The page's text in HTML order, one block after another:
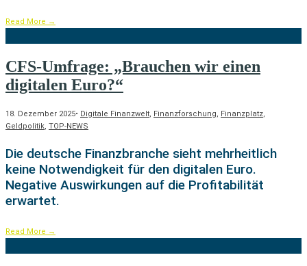
Read More →
CFS-Umfrage: „Brauchen wir einen
digitalen Euro?“
18. Dezember 2025• Digitale Finanzwelt, Finanzforschung, Finanzplatz,
Geldpolitik, TOP-NEWS
Die deutsche Finanzbranche sieht mehrheitlich
keine Notwendigkeit für den digitalen Euro.
Negative Auswirkungen auf die Profitabilität
erwartet.
Read More →